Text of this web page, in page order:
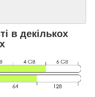
в декількох